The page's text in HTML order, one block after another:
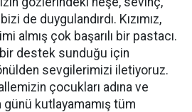
de duygulandırdı. Kızımız,
almış çok başarılı bir pastacı.
destek sunduğu için
sevgilerimizi iletiyoruz.
çocukları adına ve
kutlayamamış tüm